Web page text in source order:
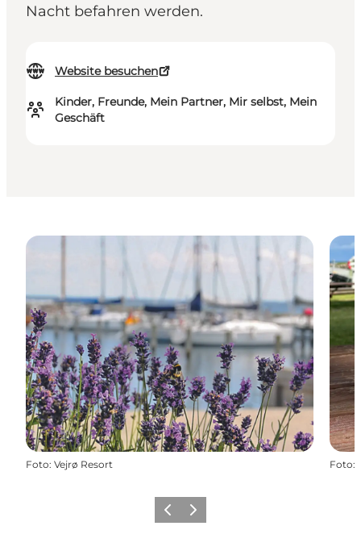
Nacht befahren werden.
Website besuchen
Kinder, Freunde, Mein Partner, Mir selbst, Mein
Geschäft
Foto: Vejrø Resort Foto:
ZurückWeiter